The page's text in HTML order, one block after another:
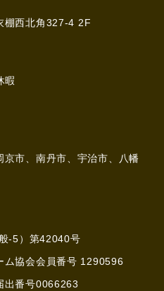
棚西北角327-4 2F
暇
市、南丹市、宇治市、八幡
-5）第42040号
ム協会会員番号 1290596
出番号0066263